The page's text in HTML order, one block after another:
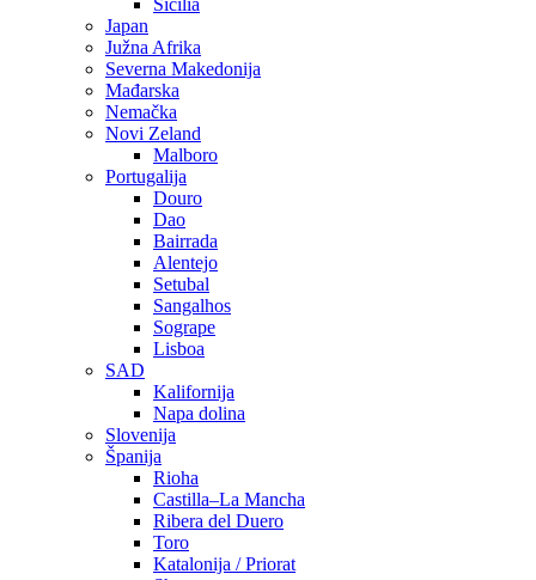
Sicilia
Japan
Južna Afrika
Severna Makedonija
Mađarska
Nemačka
Novi Zeland
Malboro
Portugalija
Douro
Dao
Bairrada
Alentejo
Setubal
Sangalhos
Sogrape
Lisboa
SAD
Kalifornija
Napa dolina
Slovenija
Španija
Rioha
Castilla–La Mancha
Ribera del Duero
Toro
Katalonija / Priorat